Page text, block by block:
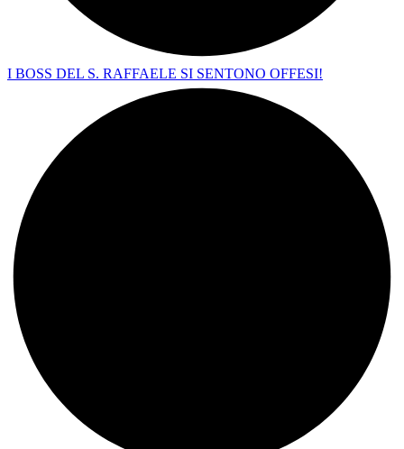
I BOSS DEL S. RAFFAELE SI SENTONO OFFESI!